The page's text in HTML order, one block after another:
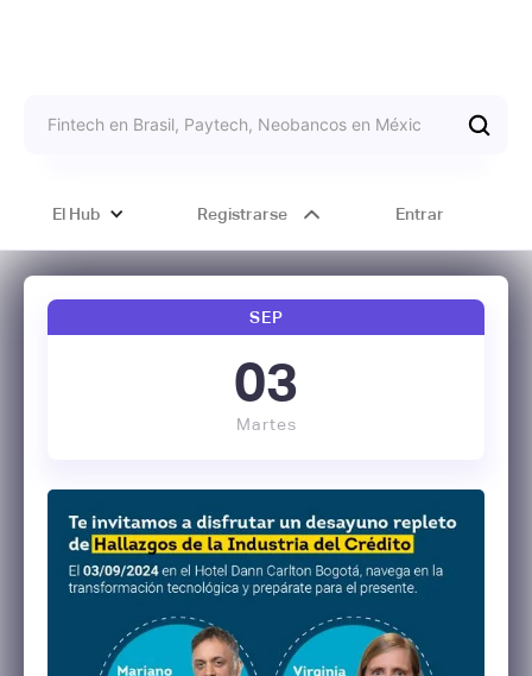
El Hub Registrarse Entrar
SEP
03
Martes